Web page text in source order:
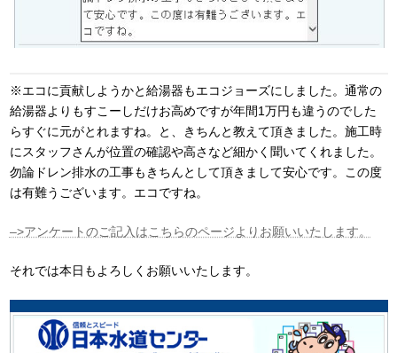
※エコに貢献しようかと給湯器もエコジョーズにしました。通常の
給湯器よりもすこーしだけお高めですが年間1万円も違うのでした
らすぐに元がとれますね。と、きちんと教えて頂きました。施工時
にスタッフさんが位置の確認や高さなど細かく聞いてくれました。
勿論ドレン排水の工事もきちんとして頂きまして安心です。この度
は有難うございます。エコですね。
–>アンケートのご記入はこちらのページよりお願いいたします。
それでは本日もよろしくお願いいたします。